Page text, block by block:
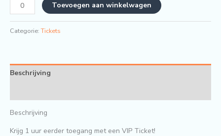
Ticket
Zondag
2026
Toevoegen aan winkelwagen
Categorie:Tickets
Beschrijving
Beschrijving
Krijg 1 uur eerder toegang met een VIP Ticket!